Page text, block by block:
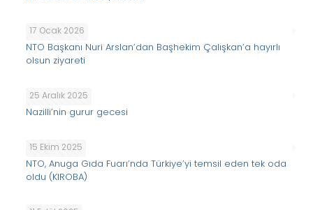
17 Ocak 2026
NTO Başkanı Nuri Arslan’dan Başhekim Çalışkan’a hayırlı
olsun ziyareti
25 Aralık 2025
Nazilli’nin gurur gecesi
15 Ekim 2025
NTO, Anuga Gıda Fuarı’nda Türkiye’yi temsil eden tek oda
oldu (KIROBA)